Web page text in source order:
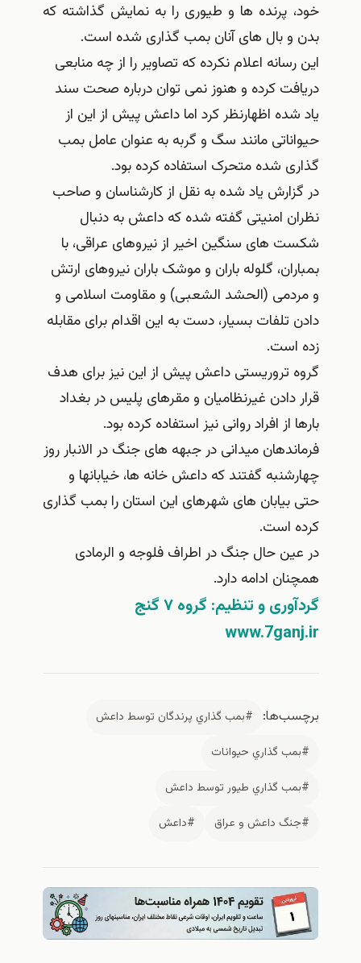
پرنده ها و طیوری را به نمایش گذاشته که
و بال های آنان بمب گذاری شده است.
رسانه اعلام نکرده که تصاویر را از چه منابعی
کرده و هنوز نمی توان درباره صحت سند
شده اظهارنظر کرد اما داعش پیش از این از
مانند سگ و گربه به عنوان عامل بمب
شده متحرک استفاده کرده بود.
گزارش یاد شده به نقل از کارشناسان و صاحب
امنیتی گفته شده که داعش به دنبال
های سنگین اخیر از نیروهای عراقی، با
گلوله باران و موشک باران نیروهای ارتش
مردمی (الحشد الشعبی) و مقاومت اسلامی و
تلفات بسیار، دست به این اقدام برای مقابله
است.
تروریستی داعش پیش از این نیز برای هدف
دادن غیرنظامیان و مقرهای پلیس در بغداد
از افراد روانی نیز استفاده کرده بود.
میدانی در جبهه های جنگ در الانبار روز
گفتند که داعش خانه ها، خیابانها و
بیابان های شهرهای این استان را بمب گذاری
است.
عین حال جنگ در اطراف فلوجه و الرمادی
ادامه دارد.
و تنظیم: گروه ۷ گنج
#بمب گذاري پرندگان توسط داعش
#بمب گذاري حيوانات
#بمب گذاري طيور توسط داعش
#جنگ داعش و عراق
#داعش